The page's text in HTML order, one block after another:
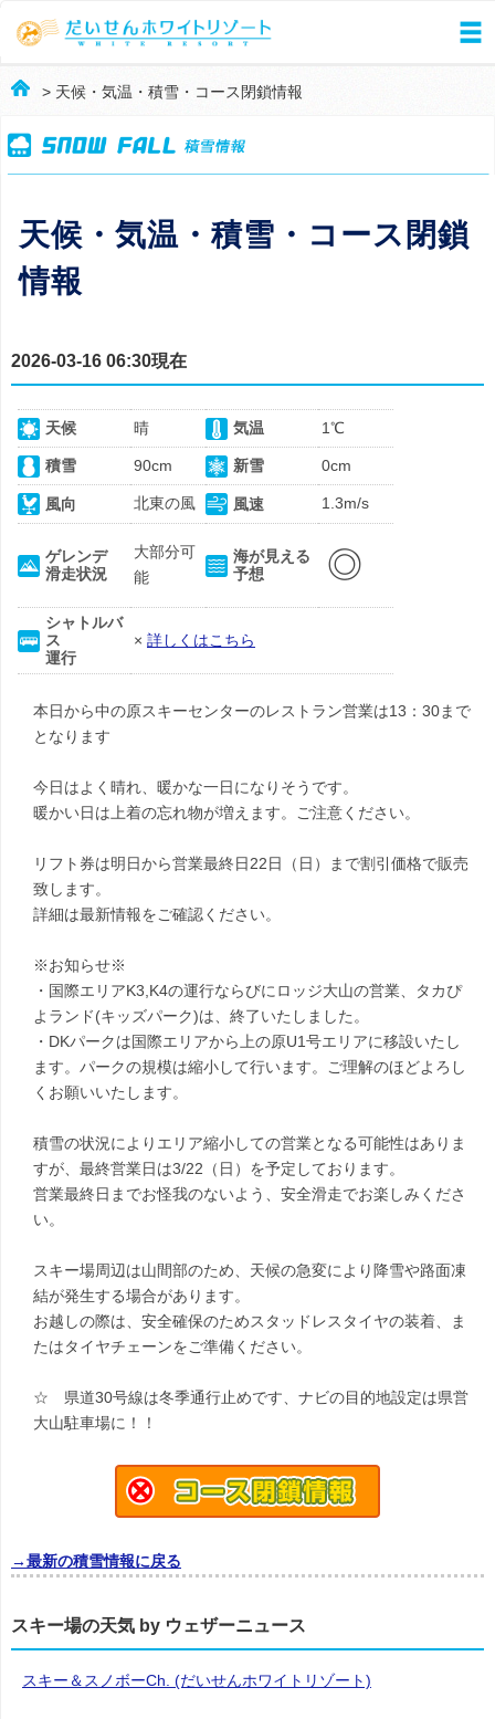
> 天候・気温・積雪・コース閉鎖情報
天候・気温・積雪・コース閉鎖
情報
2026-03-16 06:30現在
天候 晴 気温 1℃
積雪 90cm 新雪 0cm
風向 北東の風 風速 1.3m/s
ゲレンデ
滑走状況
大部分可
能
海が見える
予想
◎
シャトルバ
ス
運行
× 詳しくはこちら
本日から中の原スキーセンターのレストラン営業は13：30まで
となります
今日はよく晴れ、暖かな一日になりそうです。
暖かい日は上着の忘れ物が増えます。ご注意ください。
リフト券は明日から営業最終日22日（日）まで割引価格で販売
致します。
詳細は最新情報をご確認ください。
※お知らせ※
・国際エリアK3,K4の運行ならびにロッジ大山の営業、タカぴ
よランド(キッズパーク)は、終了いたしました。
・DKパークは国際エリアから上の原U1号エリアに移設いたし
ます。パークの規模は縮小して行います。ご理解のほどよろし
くお願いいたします。
積雪の状況によりエリア縮小しての営業となる可能性はありま
すが、最終営業日は3/22（日）を予定しております。
営業最終日までお怪我のないよう、安全滑走でお楽しみくださ
い。
スキー場周辺は山間部のため、天候の急変により降雪や路面凍
結が発生する場合があります。
お越しの際は、安全確保のためスタッドレスタイヤの装着、ま
たはタイヤチェーンをご準備ください。
☆ 県道30号線は冬季通行止めです、ナビの目的地設定は県営
大山駐車場に！！
→最新の積雪情報に戻る
スキー場の天気 by ウェザーニュース
スキー＆スノボーCh. (だいせんホワイトリゾート)